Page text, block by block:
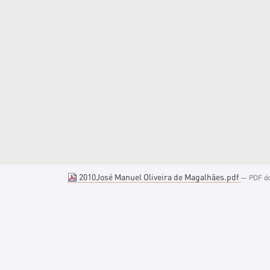
2010José Manuel Oliveira de Magalhães.pdf — PDF